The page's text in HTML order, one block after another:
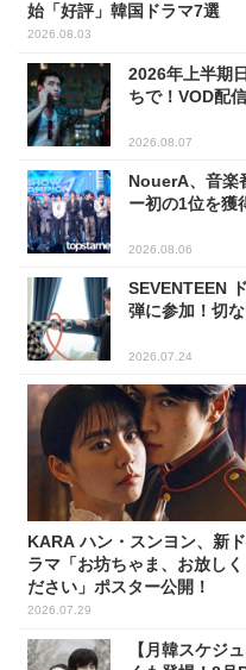
始「好評」韓国ドラマ7選
2026.08.03
2026年上半期
ちで！VOD配
2026.08.07
NouerA、音楽
ー初の1位を獲
2026.08.06
SEVENTEEN
弾に参加！切
2026.07.24
KARA ハン・スンヨン、新ド
ラマ「お坊ちゃま、お放しく
ださい」ポスター公開！
2026.07.29
【月韓スケジ